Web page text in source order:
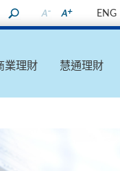
ENG
業理財 慧通理財